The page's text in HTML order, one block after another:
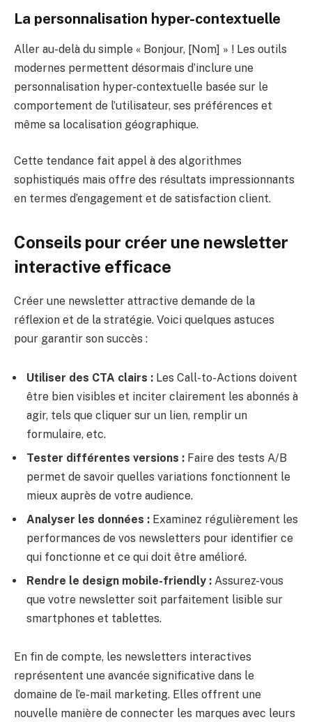
La personnalisation hyper-contextuelle
Aller au-delà du simple « Bonjour, [Nom] » ! Les outils
modernes permettent désormais d’inclure une
personnalisation hyper-contextuelle basée sur le
comportement de l’utilisateur, ses préférences et
même sa localisation géographique.
Cette tendance fait appel à des algorithmes
sophistiqués mais offre des résultats impressionnants
en termes d’engagement et de satisfaction client.
Conseils pour créer une newsletter
interactive efficace
Créer une newsletter attractive demande de la
réflexion et de la stratégie. Voici quelques astuces
pour garantir son succès :
Utiliser des CTA clairs : Les Call-to-Actions doivent
être bien visibles et inciter clairement les abonnés à
agir, tels que cliquer sur un lien, remplir un
formulaire, etc.
Tester différentes versions : Faire des tests A/B
permet de savoir quelles variations fonctionnent le
mieux auprès de votre audience.
Analyser les données : Examinez régulièrement les
performances de vos newsletters pour identifier ce
qui fonctionne et ce qui doit être amélioré.
Rendre le design mobile-friendly : Assurez-vous
que votre newsletter soit parfaitement lisible sur
smartphones et tablettes.
En fin de compte, les newsletters interactives
représentent une avancée significative dans le
domaine de l’e-mail marketing. Elles offrent une
nouvelle manière de connecter les marques avec leurs